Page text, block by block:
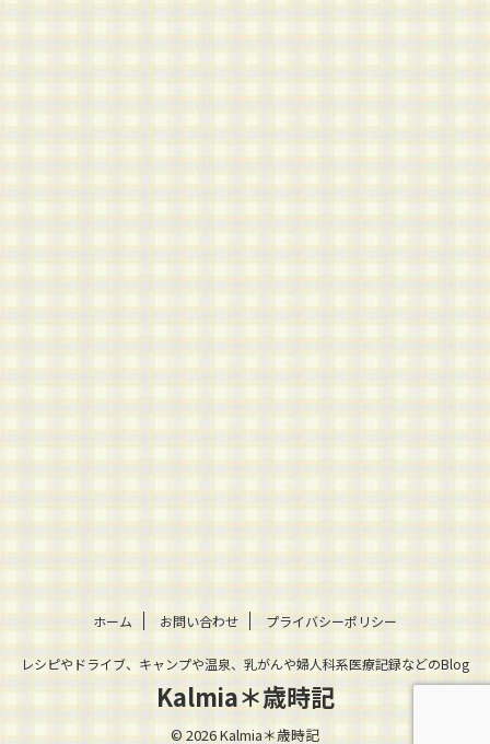
ホーム お問い合わせ プライバシーポリシー
レシピやドライブ、キャンプや温泉、乳がんや婦人科系医療記録などのBlog
Kalmia＊歳時記
© 2026 Kalmia＊歳時記